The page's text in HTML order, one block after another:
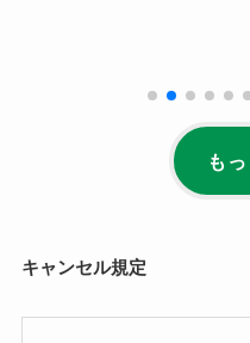
も
キャンセル規定